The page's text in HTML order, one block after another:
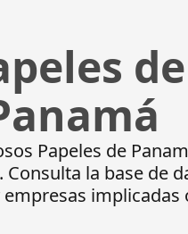
de
Papeles de
Consulta la base de
empresas implicadas